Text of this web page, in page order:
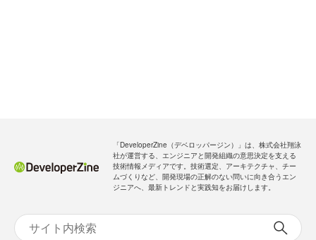
「DeveloperZine（デベロッパージン）」は、株式会社翔泳
社が運営する、エンジニアと開発組織の意思決定を支える
技術情報メディアです。技術選定、アーキテクチャ、チー
ムづくりなど、開発現場の正解のない問いに向き合うエン
ジニアへ、最新トレンドと実践知をお届けします。